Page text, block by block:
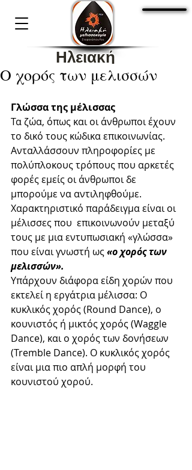
Ηλειακή
Μελισσοκομία
Ο χορός των μελισσών
Γλώσσα της μέλισσας
Τα ζώα, όπως και οι άνθρωποι έχουν
το δικό τους κώδικα επικοινωνίας.
Ανταλλάσσουν πληροφορίες με
πολύπλοκους τρόπους που αρκετές
φορές εμείς οι άνθρωποι δε
μπορούμε να αντιληφθούμε.
Χαρακτηριστικό παράδειγμα είναι οι
μέλισσες που  επικοινωνούν μεταξύ
τους με μια εντυπωσιακή «γλώσσα»
που είναι γνωστή ως «ο χορός των
μελισσών».
Υπάρχουν διάφορα είδη χορών που
εκτελεί η εργάτρια μέλισσα: Ο
κυκλικός χορός (Round Dance), o
κουνιστός ή μικτός χορός (Waggle
Dance), και ο χορός των δονήσεων
(Tremble Dance). Ο κυκλικός χορός
είναι μια πιο απλή μορφή του
κουνιστού χορού.